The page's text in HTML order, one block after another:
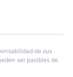
de sus
ser pasibles de